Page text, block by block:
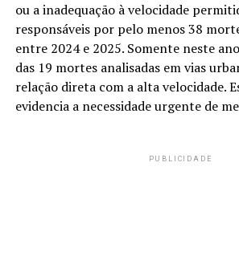
ou a inadequação à velocidade
responsáveis por pelo menos 38
entre 2024 e 2025. Somente neste
das 19 mortes analisadas em vias
relação direta com a alta velocidade.
evidencia a necessidade urgente de
PUBLICIDADE